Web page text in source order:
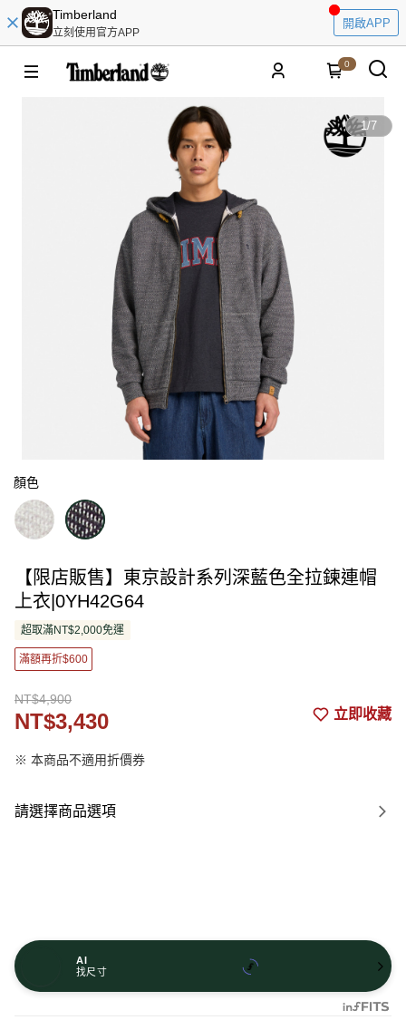
Timberland
立刻使用官方APP
開啟APP
0
1/7
顏色
【限店販售】東京設計系列深藍色全拉鍊連帽
上衣|0YH42G64
超取滿NT$2,000免運
滿額再折$600
NT$4,900
NT$3,430 立即收藏
※ 本商品不適用折價券
請選擇商品選項
AI
找尺寸